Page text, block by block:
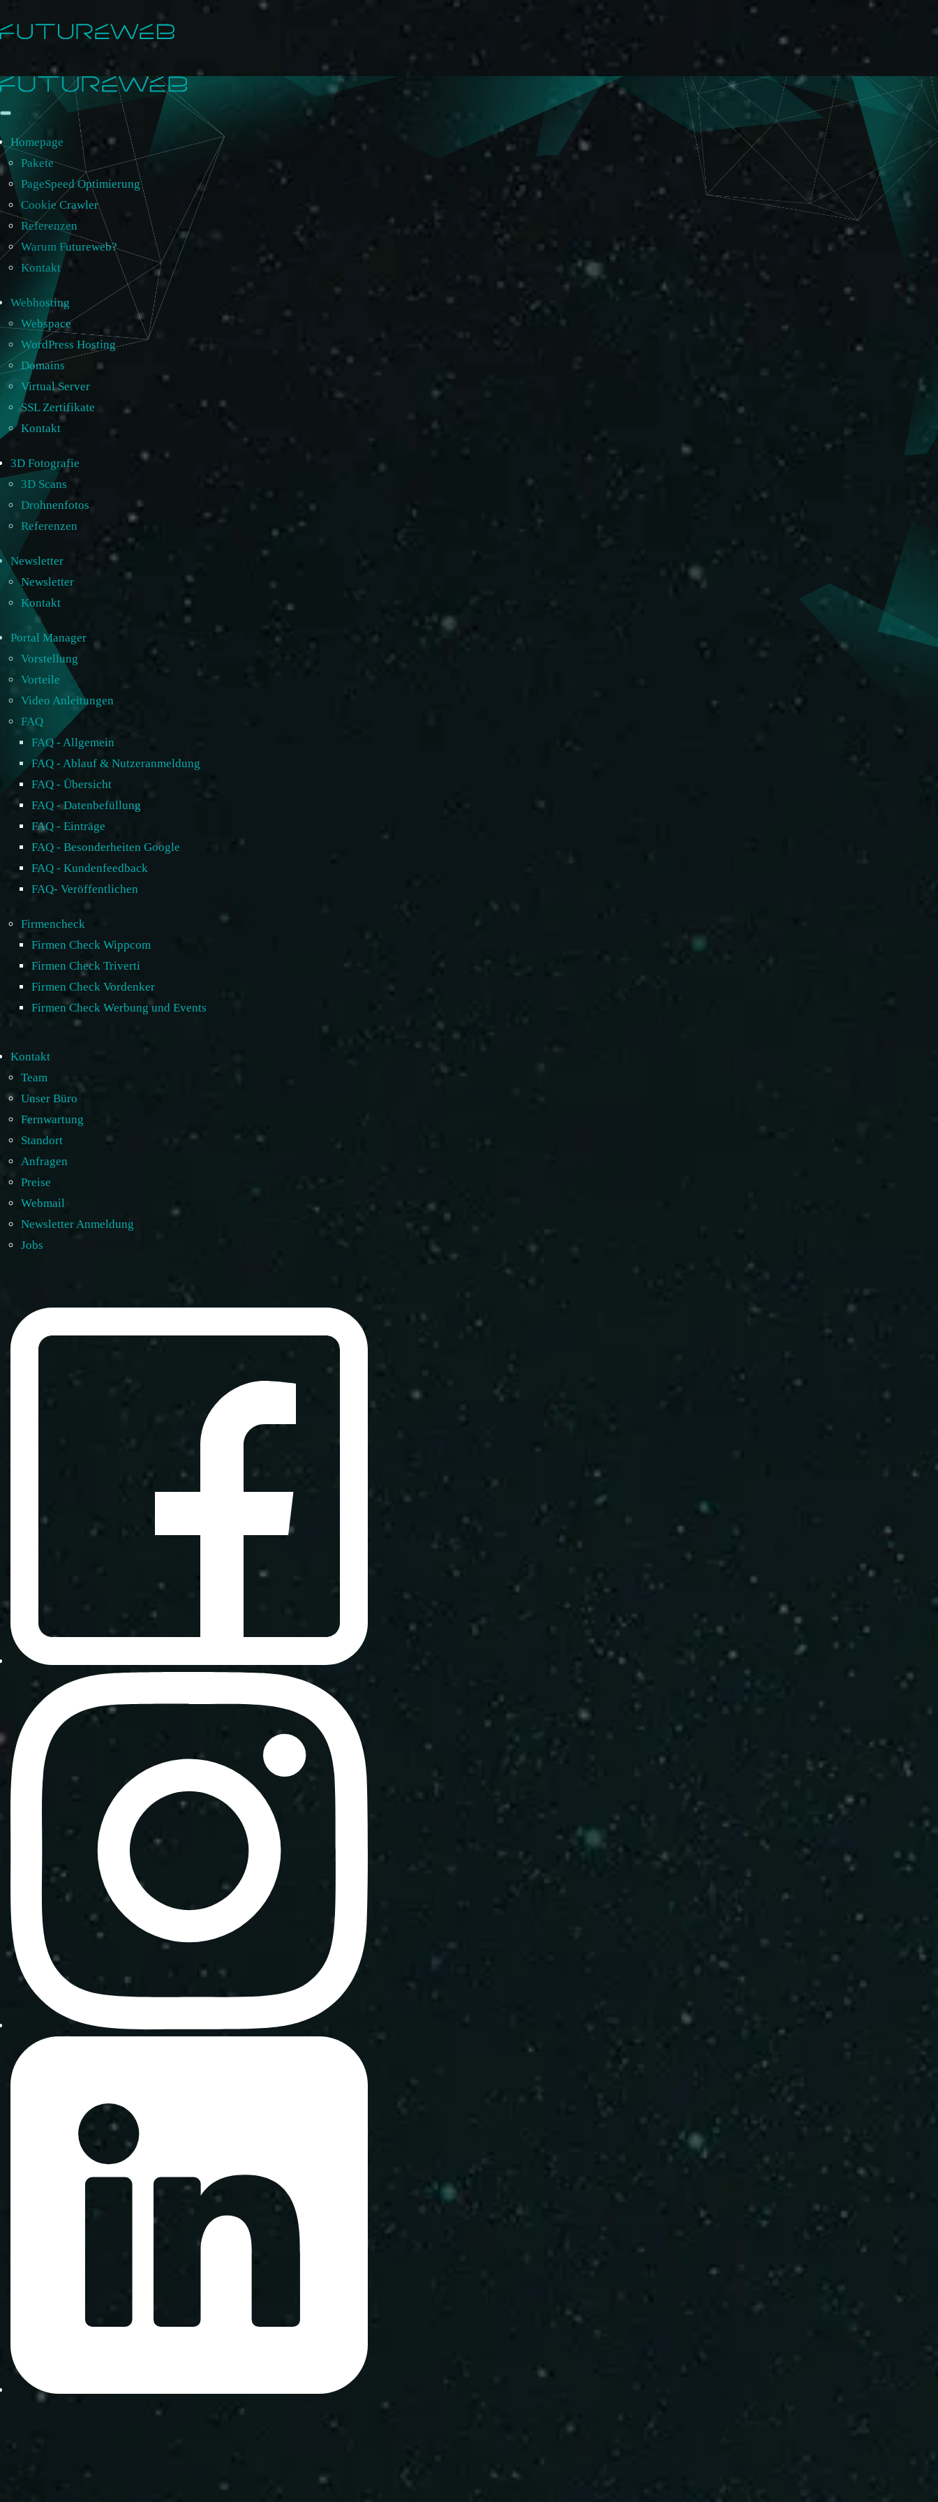
Homepage
Pakete
PageSpeed Optimierung
Cookie Crawler
Referenzen
Warum Futureweb?
Kontakt
Webhosting
Webspace
WordPress Hosting
Domains
Virtual Server
SSL Zertifikate
Kontakt
3D Fotografie
3D Scans
Drohnenfotos
Referenzen
Newsletter
Newsletter
Kontakt
Portal Manager
Vorstellung
Vorteile
Video Anleitungen
FAQ
FAQ - Allgemein
FAQ - Ablauf & Nutzeranmeldung
FAQ - Übersicht
FAQ - Datenbefüllung
FAQ - Einträge
FAQ - Besonderheiten Google
FAQ - Kundenfeedback
FAQ- Veröffentlichen
Firmencheck
Firmen Check Wippcom
Firmen Check Triverti
Firmen Check Vordenker
Firmen Check Werbung und Events
Kontakt
Team
Unser Büro
Fernwartung
Standort
Anfragen
Preise
Webmail
Newsletter Anmeldung
Jobs